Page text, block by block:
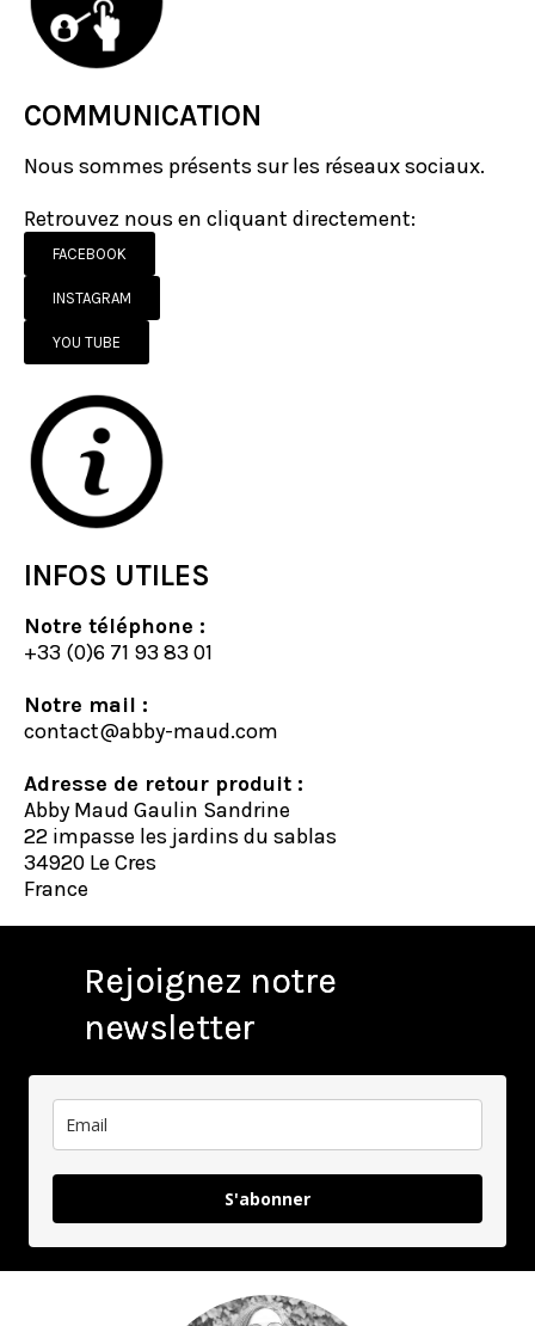
COMMUNICATION
Nous sommes présents sur les réseaux sociaux.
Retrouvez nous en cliquant directement:
FACEBOOK
INSTAGRAM
YOU TUBE
INFOS UTILES
Notre téléphone :
+33 (0)6 71 93 83 01
Notre mail :
contact@abby-maud.com
Adresse de retour produit :
Abby Maud Gaulin Sandrine
22 impasse les jardins du sablas
34920 Le Cres
France
Rejoignez notre
newsletter
S'abonner